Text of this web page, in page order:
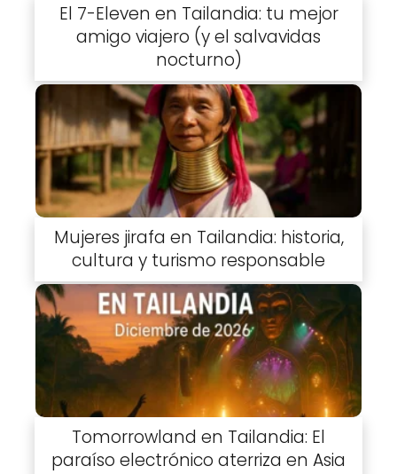
El 7-Eleven en Tailandia: tu mejor
amigo viajero (y el salvavidas
nocturno)
Mujeres jirafa en Tailandia: historia,
cultura y turismo responsable
Tomorrowland en Tailandia: El
paraíso electrónico aterriza en Asia